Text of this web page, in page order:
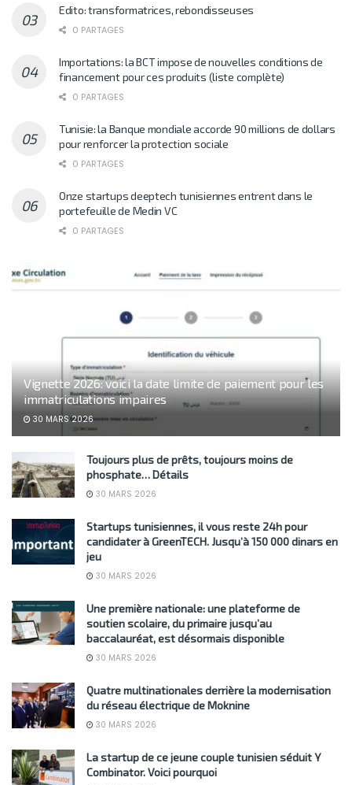
Edito: transformatrices, rebondisseuses
0 PARTAGES
Importations: la BCT impose de nouvelles conditions de
financement pour ces produits (liste complète)
0 PARTAGES
Tunisie: la Banque mondiale accorde 90 millions de dollars
pour renforcer la protection sociale
0 PARTAGES
Onze startups deeptech tunisiennes entrent dans le
portefeuille de Medin VC
0 PARTAGES
Vignette 2026: voici la date limite de paiement pour les
immatriculations impaires
30 MARS 2026
Toujours plus de prêts, toujours moins de
phosphate… Détails
30 MARS 2026
Startups tunisiennes, il vous reste 24h pour
candidater à GreenTECH. Jusqu’à 150 000 dinars en
jeu
30 MARS 2026
Une première nationale: une plateforme de
soutien scolaire, du primaire jusqu’au
baccalauréat, est désormais disponible
30 MARS 2026
Quatre multinationales derrière la modernisation
du réseau électrique de Moknine
30 MARS 2026
La startup de ce jeune couple tunisien séduit Y
Combinator. Voici pourquoi